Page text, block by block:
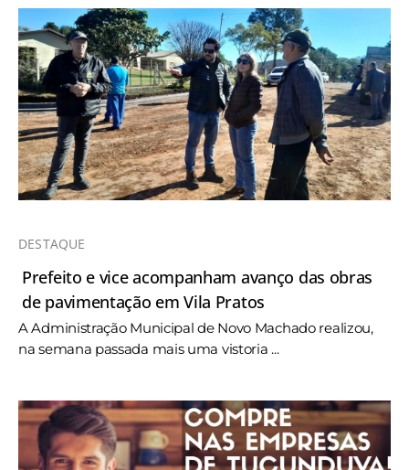
DESTAQUE
Prefeito e vice acompanham avanço das obras
de pavimentação em Vila Pratos
A Administração Municipal de Novo Machado realizou,
na semana passada mais uma vistoria ...